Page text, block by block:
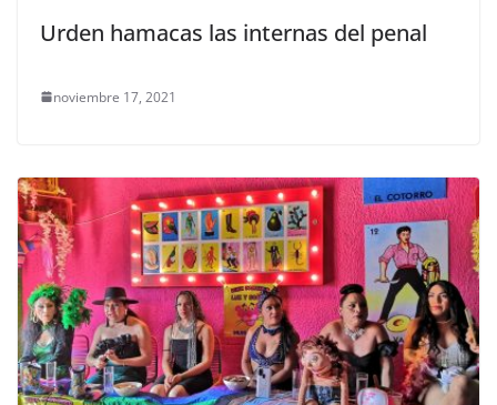
Urden hamacas las internas del penal
noviembre 17, 2021